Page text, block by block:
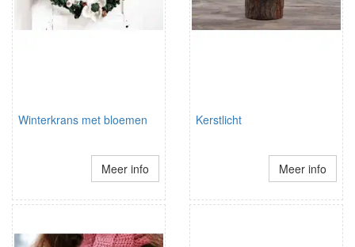
Winterkrans met bloemen
Meer info
Kerstlicht
Meer info